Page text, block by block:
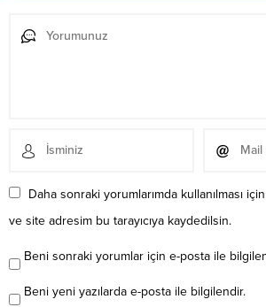
Daha sonraki yorumlarımda kullanılması
ve site adresim bu tarayıcıya kaydedilsin.
Beni sonraki yorumlar için e-posta ile
Beni yeni yazılarda e-posta ile bilgilendir.